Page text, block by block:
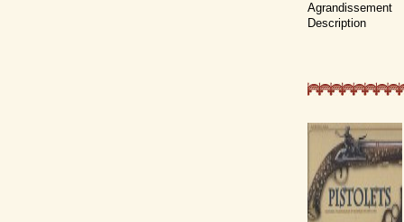
Agrandissement
Description